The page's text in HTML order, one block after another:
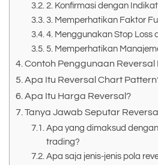
2. Konfirmasi dengan
3. Memperhatikan Faktor
4. Menggunakan Stop Loss
5. Memperhatikan
Contoh Penggunaan Reversal
Apa Itu Reversal Chart
Apa Itu Harga Reversal?
Tanya Jawab Seputar
Apa yang dimaksud
trading?
Apa saja jenis-jenis pola